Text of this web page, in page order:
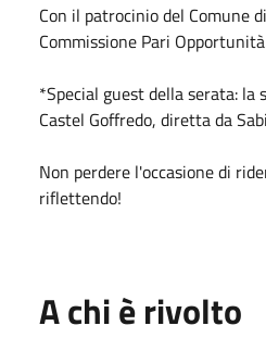
Con il patrocinio del Comune
Commissione Pari
*Special guest della serata: la
Castel Goffredo, diretta da
Non perdere l'occasione di
riflettendo!
A chi è rivolto